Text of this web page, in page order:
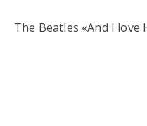
The Beatles «And I love